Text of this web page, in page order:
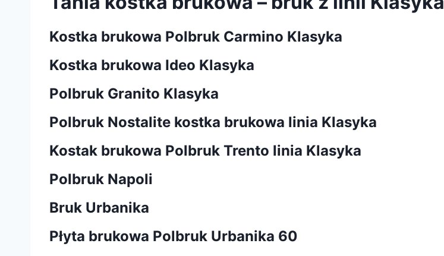
Kostka brukowa Polbruk Carmino Klasyka
Kostka brukowa Ideo Klasyka
Polbruk Granito Klasyka
Polbruk Nostalite kostka brukowa linia Klasyka
Kostak brukowa Polbruk Trento linia Klasyka
Polbruk Napoli
Bruk Urbanika
Płyta brukowa Polbruk Urbanika 60